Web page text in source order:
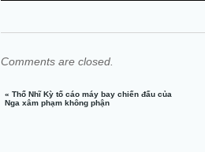
Comments are closed.
«Thổ Nhĩ Kỳ tố cáo máy bay chiến đấu của
Nga xâm phạm không phận